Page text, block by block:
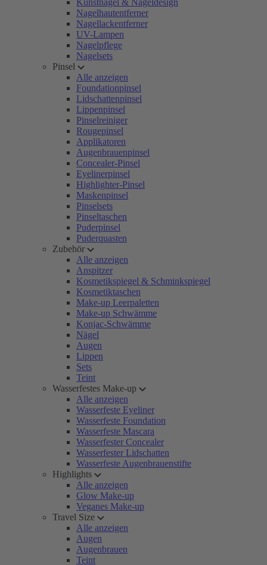
Kunstnägel & Nageldesign
Nagelhautentferner
Nagellackentferner
UV-Lampen
Nagelpflege
Nagelsets
Pinsel
Alle anzeigen
Foundationpinsel
Lidschattenpinsel
Lippenpinsel
Pinselreiniger
Rougepinsel
Applikatoren
Augenbrauenpinsel
Concealer-Pinsel
Eyelinerpinsel
Highlighter-Pinsel
Maskenpinsel
Pinselsets
Pinseltaschen
Puderpinsel
Puderquasten
Zubehör
Alle anzeigen
Anspitzer
Kosmetikspiegel & Schminkspiegel
Kosmetiktaschen
Make-up Leerpaletten
Make-up Schwämme
Konjac-Schwämme
Nägel
Augen
Lippen
Sets
Teint
Wasserfestes Make-up
Alle anzeigen
Wasserfeste Eyeliner
Wasserfeste Foundation
Wasserfeste Mascara
Wasserfester Concealer
Wasserfester Lidschatten
Wasserfeste Augenbrauenstifte
Highlights
Alle anzeigen
Glow Make-up
Veganes Make-up
Travel Size
Alle anzeigen
Augen
Augenbrauen
Teint